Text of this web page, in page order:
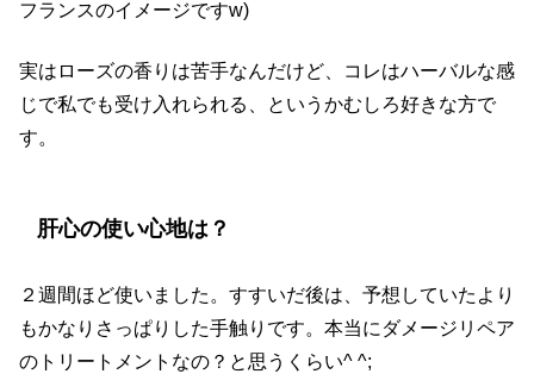
フランスのイメージですw)
実はローズの香りは苦手なんだけど、コレはハーバルな感
じで私でも受け入れられる、というかむしろ好きな方で
す。
肝心の使い心地は？
２週間ほど使いました。すすいだ後は、予想していたより
もかなりさっぱりした手触りです。本当にダメージリペア
のトリートメントなの？と思うくらい^ ^;